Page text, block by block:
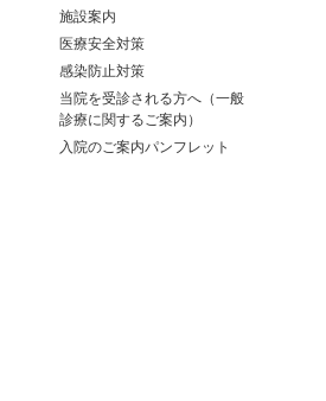
施設案内
医療安全対策
感染防止対策
当院を受診される方へ（一般
診療に関するご案内）
入院のご案内パンフレット